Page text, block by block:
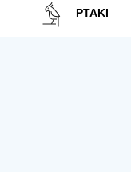
PTAKI